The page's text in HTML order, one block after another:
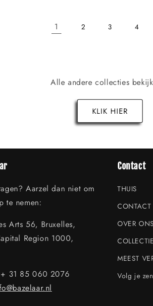
1 2 3 4
Alle andere collecties
KLIK HIER
Aarzel dan niet om
te nemen:
Arts 56, Bruxelles,
Region 1000,
+ 31 85 060 2076
Contact
THUIS
CONTACT
OVER ONS
MEEST
Volg je